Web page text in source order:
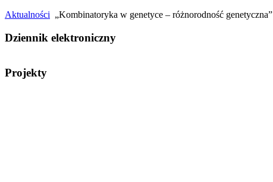
Aktualności „Kombinatoryka w genetyce – różnorodność genetyczna”
Dziennik elektroniczny
Projekty